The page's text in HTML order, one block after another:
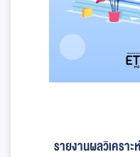
รายงานผลวิเครา